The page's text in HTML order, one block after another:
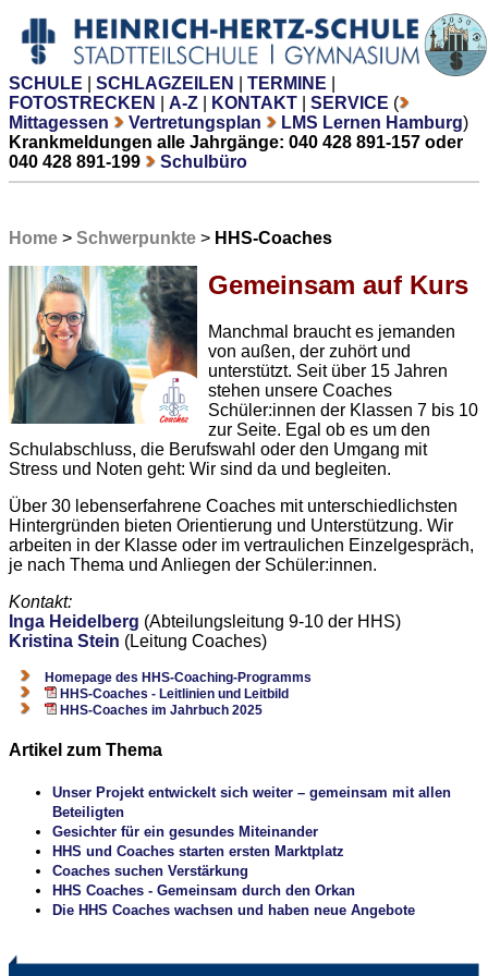
SCHULE SCHLAGZEILEN TERMINE
FOTOSTRECKEN
A-Z KONTAKT SERVICE (
Mittagessen
Vertretungsplan LMS Lernen Hamburg)
Krankmeldungen alle Jahrgänge: 040 428 891-157 oder
040 428 891-199
Schulbüro
Home > Schwerpunkte > HHS-Coaches
Gemeinsam auf Kurs
Manchmal braucht es jemanden
von außen, der zuhört und
unterstützt. Seit über 15 Jahren
stehen unsere Coaches
Schüler:innen der Klassen 7 bis 10
zur Seite. Egal ob es um den
Schulabschluss, die Berufswahl oder den Umgang mit
Stress und Noten geht: Wir sind da und begleiten.
Über 30 lebenserfahrene Coaches mit unterschiedlichsten
Hintergründen bieten Orientierung und Unterstützung. Wir
arbeiten in der Klasse oder im vertraulichen Einzelgespräch,
je nach Thema und Anliegen der Schüler:innen.
Kontakt:
Inga Heidelberg (Abteilungsleitung 9-10 der HHS)
Kristina Stein (Leitung Coaches)
Homepage des HHS-Coaching-Programms
HHS-Coaches - Leitlinien und Leitbild
HHS-Coaches im Jahrbuch 2025
Artikel zum Thema
Unser Projekt entwickelt sich weiter – gemeinsam mit allen
Beteiligten
Gesichter für ein gesundes Miteinander
HHS und Coaches starten ersten Marktplatz
Coaches suchen Verstärkung
HHS Coaches - Gemeinsam durch den Orkan
Die HHS Coaches wachsen und haben neue Angebote